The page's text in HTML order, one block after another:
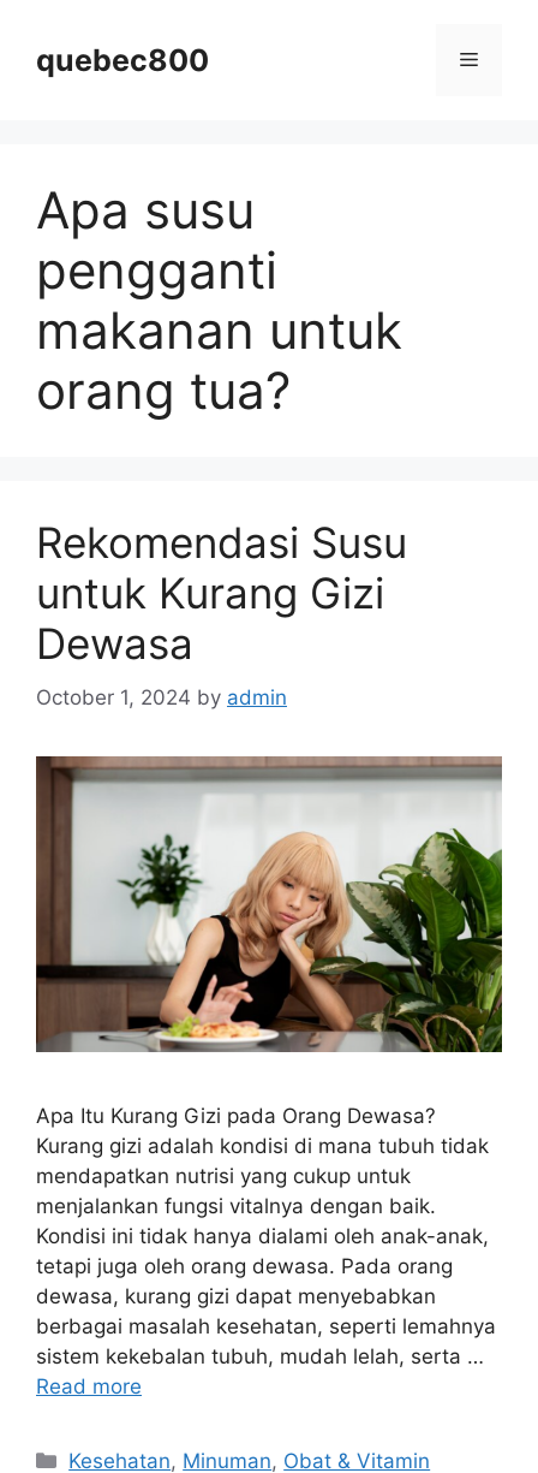
contentquebec800 Menu
Apa susu
pengganti
makanan untuk
orang tua?
Rekomendasi Susu
untuk Kurang Gizi
Dewasa
October 1, 2024 by admin
Apa Itu Kurang Gizi pada Orang Dewasa?
Kurang gizi adalah kondisi di mana tubuh tidak
mendapatkan nutrisi yang cukup untuk
menjalankan fungsi vitalnya dengan baik.
Kondisi ini tidak hanya dialami oleh anak-anak,
tetapi juga oleh orang dewasa. Pada orang
dewasa, kurang gizi dapat menyebabkan
berbagai masalah kesehatan, seperti lemahnya
sistem kekebalan tubuh, mudah lelah, serta …
Read more
Categories
Kesehatan, Minuman, Obat & Vitamin